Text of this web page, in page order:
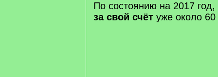
По состоянию на 2017 год,
за свой счёт уже около 60